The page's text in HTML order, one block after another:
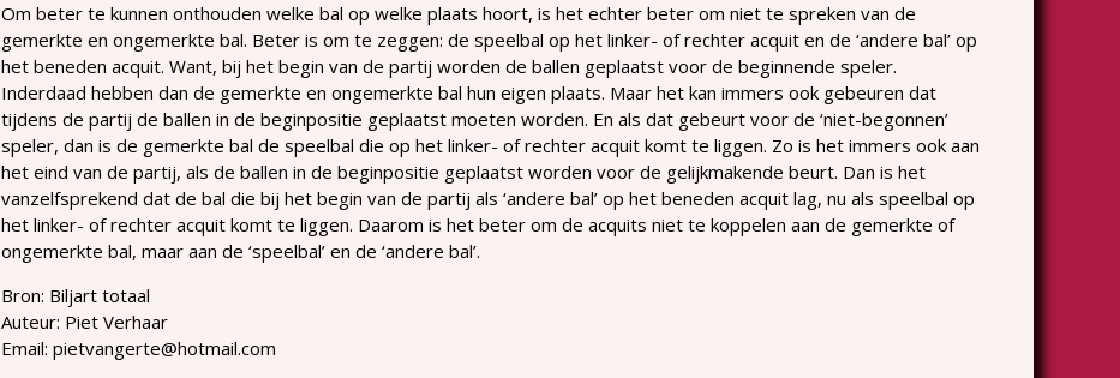
Om beter te kunnen onthouden welke bal op welke plaats hoort, is het echter beter om niet te spreken van de
gemerkte en ongemerkte bal. Beter is om te zeggen: de speelbal op het linker- of rechter acquit en de ‘andere bal’ op
het beneden acquit. Want, bij het begin van de partij worden de ballen geplaatst voor de beginnende speler.
Inderdaad hebben dan de gemerkte en ongemerkte bal hun eigen plaats. Maar het kan immers ook gebeuren dat
tijdens de partij de ballen in de beginpositie geplaatst moeten worden. En als dat gebeurt voor de ‘niet-begonnen’
speler, dan is de gemerkte bal de speelbal die op het linker- of rechter acquit komt te liggen. Zo is het immers ook aan
het eind van de partij, als de ballen in de beginpositie geplaatst worden voor de gelijkmakende beurt. Dan is het
vanzelfsprekend dat de bal die bij het begin van de partij als ‘andere bal’ op het beneden acquit lag, nu als speelbal op
het linker- of rechter acquit komt te liggen. Daarom is het beter om de acquits niet te koppelen aan de gemerkte of
ongemerkte bal, maar aan de ‘speelbal’ en de ‘andere bal’.
Bron: Biljart totaal
Auteur: Piet Verhaar
Email: pietvangerte@hotmail.com